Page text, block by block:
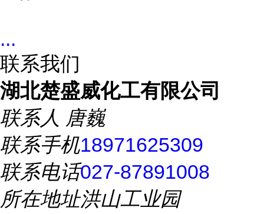
...
联系我们
湖北楚盛威化工有限公司
联系人 唐巍
联系手机18971625309
联系电话027-87891008
所在地址洪山工业园